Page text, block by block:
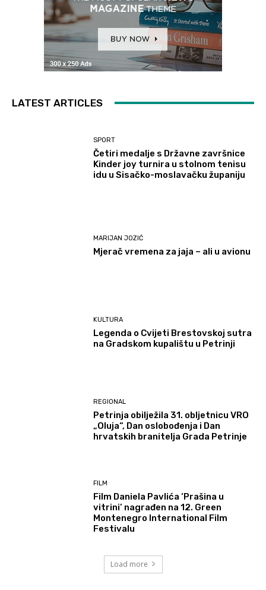
LATEST ARTICLES
SPORT
Četiri medalje s Državne završnice
Kinder joy turnira u stolnom tenisu
idu u Sisačko-moslavačku županiju
MARIJAN JOZIĆ
Mjerač vremena za jaja – ali u avionu
KULTURA
Legenda o Cvijeti Brestovskoj sutra
na Gradskom kupalištu u Petrinji
REGIONAL
Petrinja obilježila 31. obljetnicu VRO
„Oluja“, Dan oslobođenja i Dan
hrvatskih branitelja Grada Petrinje
FILM
Film Daniela Pavlića ‘Prašina u
vitrini’ nagrađen na 12. Green
Montenegro International Film
Festivalu
Load more